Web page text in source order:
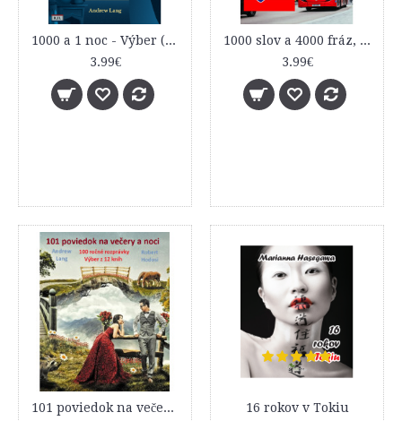
1000 a 1 noc - Výber (Pobavenie z arabských nocí)
3.99€
1000 slov a 4000 fráz, anglicky, slovensky
3.99€
101 poviedok na večery a noci (100 ročné rozprávky - Výber z 12 kníh)
16 rokov v Tokiu